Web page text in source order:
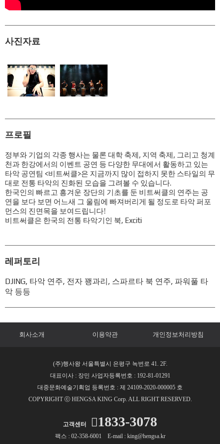
사진자료
프로필
정부와 기업의 각종 행사는 물론 대학 축제, 지역 축제, 그리고 청계
천과 한강에서의 이벤트 공연 등 다양한 무대에서 활동하고 있는
타악 공연팀 <비트써클>은 지금까지 많이 접하지 못한 스타일의 무
대로 전통 타악의 진화된 모습을 그려볼 수 있습니다.
한국인의 빠르고 흥겨운 장단의 기초를 둔 비트써클의 연주는 공
연을 보다 보면 어느새 그 울림에 빠져버리게 될 정도로 타악 퍼포
먼스의 진면목을 보여드립니다!
비트써클은 한국의 전통 타악기인 북, Exciti
레퍼토리
DJING, 타악 연주, 전자 꽹과리, 스파르타 북 연주, 파워풀 타
악 등등
회사소개 이용약관 개인정보처리방침
(주)행사왕 서울특별시 은평구 녹번로 41. 2F.
대표이사 : 장민 사업자등록번호 : 192-81-01291
대중문화예술기획업 등록번호 : 제 24109-2020-000005 호
COPYRIGHT ⓒ HENGSA KING Corp. ALL RIGHT RESERVED.
고객센터 1833-3078
팩스 : 02-358-6001 E-mail : king@hengsa.kr